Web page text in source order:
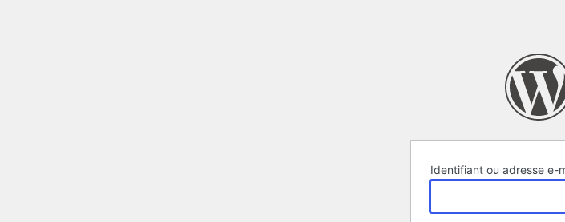
Identifiant ou adresse e-